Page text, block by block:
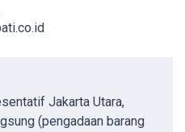
Jakarta Utara,
(pengadaan barang